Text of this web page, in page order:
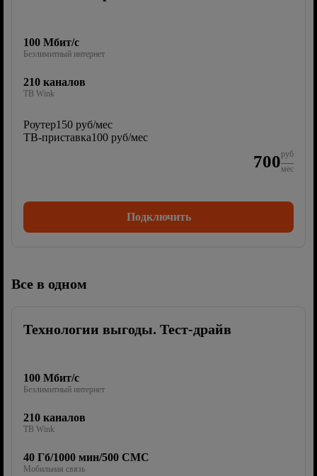
100 Мбит/с
Безлимитный интернет
210 каналов
ТВ Wink
Роутер150 руб/мес
ТВ-приставка100 руб/мес
700руб
мес
Подключить
Все в одном
Технологии выгоды. Тест-драйв
100 Мбит/с
Безлимитный интернет
210 каналов
ТВ Wink
40 Гб/1000 мин/500 СМС
Мобильная связь